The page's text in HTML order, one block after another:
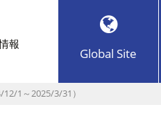
報
Global Site
1～2025/3/31）